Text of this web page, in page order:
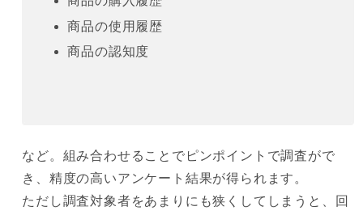
商品の使用履歴
商品の認知度
など。組み合わせることでピンポイントで調査がで
き、精度の高いアンケート結果が得られます。
ただし調査対象者をあまりにも狭くしてしまうと、回